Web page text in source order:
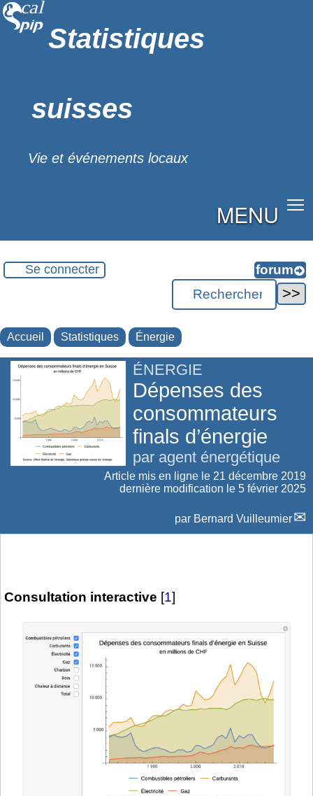
Statistiques
suisses
Vie et événements locaux
MENU
Se connecter
Accueil Statistiques Énergie
ÉNERGIE
Dépenses des
consommateurs
finals d’énergie
par agent énergétique
Article mis en ligne le 21 décembre 2019
dernière modification le 5 février 2025
par Bernard Vuilleumier
Consultation interactive [1]